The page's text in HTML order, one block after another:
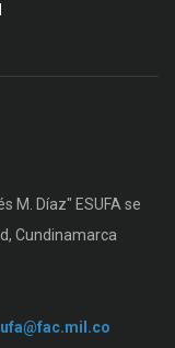
M. Díaz" ESUFA se
Cundinamarca